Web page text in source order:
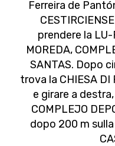
Ferreira de
prendere la
MOREDA,
SANTAS. Dopo
trova la CHIESA DI
e girare a
COMPLEJO
dopo 200 m